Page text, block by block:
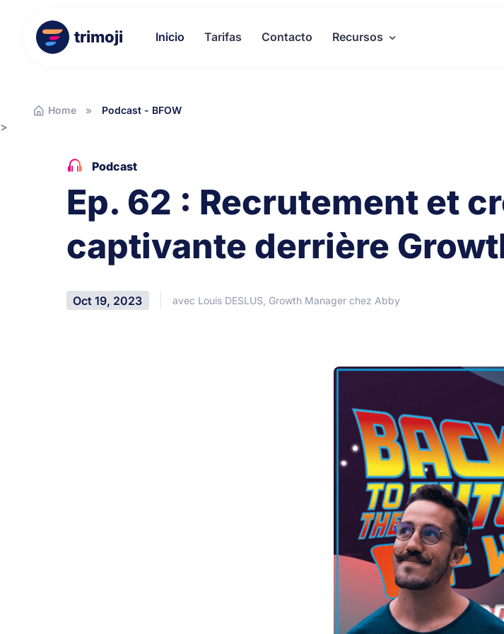
trimoji Inicio Tarifas Contacto Recursos
Home Podcast - BFOW
>
Podcast
Ep. 62 : Recrutement et
captivante derrière
Oct 19, 2023 avec Louis DESLUS, Growth Manager chez Abby